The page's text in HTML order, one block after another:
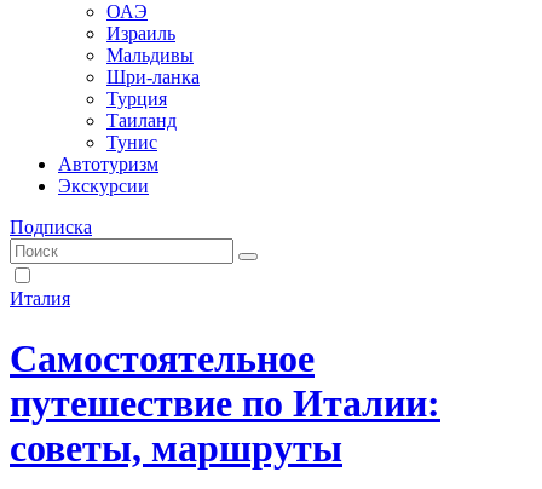
ОАЭ
Израиль
Мальдивы
Шри-ланка
Турция
Таиланд
Тунис
Автотуризм
Экскурсии
Подписка
Италия
Самостоятельное
путешествие по Италии:
советы, маршруты